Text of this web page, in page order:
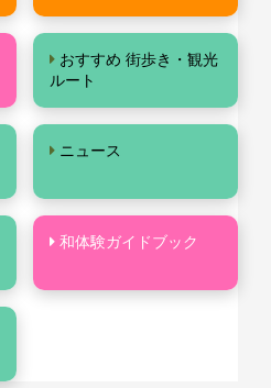
おすすめ 街歩き・観光
ルート
ニュース
和体験ガイドブック